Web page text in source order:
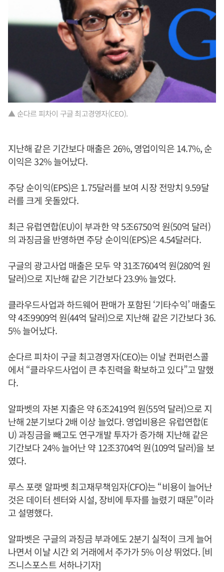
▲ 순다르 피차이 구글 최고경영자(CEO).
지난해 같은 기간보다 매출은 26%, 영업이익은 14.7%, 순
이익은 32% 늘어났다.
주당 순이익(EPS)은 1.75달러를 보여 시장 전망치 9.59달
러를 크게 웃돌았다.
최근 유럽연합(EU)이 부과한 약 5조6750억 원(50억 달러)
의 과징금을 반영하면 주당 순이익(EPS)은 4.54달러다.
구글의 광고사업 매출은 모두 약 31조7604억 원(280억 원
달러)으로 지난해 같은 기간보다 23.9% 늘었다.
클라우드사업과 하드웨어 판매가 포함된 ‘기타수익’ 매출도
약 4조9909억 원(44억 달러)으로 지난해 같은 기간보다 36.
5% 늘어났다.
순다르 피차이 구글 최고경영자(CEO)는 이날 컨퍼런스콜
에서 “클라우드사업이 큰 추진력을 확보하고 있다”고 말했
다.
알파벳의 자본 지출은 약 6조2419억 원(55억 달러)으로 지
난해 2분기보다 2배 이상 늘었다. 영업비용은 유럽연합(E
U) 과징금을 빼고도 연구개발 투자가 증가해 지난해 같은
기간보다 24% 늘어난 약 12조3704억 원(109억 달러)을 보
였다.
루스 포랫 알파벳 최고재무책임자(CFO)는 “비용이 늘어난
것은 데이터 센터와 시설, 장비에 투자를 늘렸기 때문”이라
고 설명했다.
알파벳은 구글의 과징금 부과에도 2분기 실적이 크게 늘어
나면서 이날 시간 외 거래에서 주가가 5% 이상 뛰었다. [비
즈니스포스트 서하나기자]